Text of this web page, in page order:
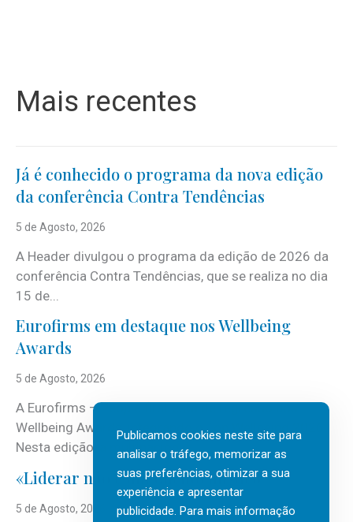
Mais recentes
Já é conhecido o programa da nova edição
da conferência Contra Tendências
5 de Agosto, 2026
A Header divulgou o programa da edição de 2026 da
conferência Contra Tendências, que se realiza no dia
15 de...
Eurofirms em destaque nos Wellbeing
Awards
5 de Agosto, 2026
A Eurofirms – People first está de regresso aos
Wellbeing Awards, integrando o Top Wellbeing 2026.
Nesta edição, a multinacional...
«Liderar não é um talento místico.»
5 de Agosto, 2026
Publicamos cookies neste site para
analisar o tráfego, memorizar as
suas preferências, otimizar a sua
experiência e apresentar
publicidade. Para mais informação